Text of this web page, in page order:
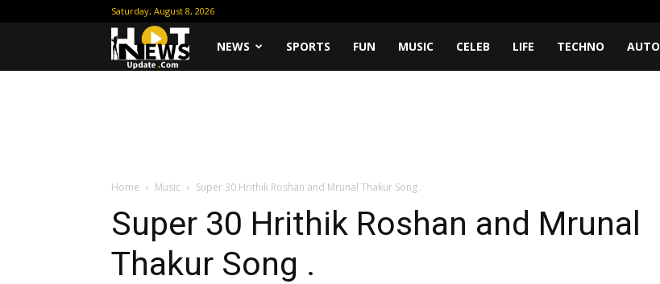
Saturday, August 8, 2026
HotNEWS SPORTS FUN MUSIC CELEB LIFE TECHNO AUTO
Home Music Super 30 Hrithik Roshan and Mrunal Thakur Song .
Super 30 Hrithik Roshan and Mrunal
Thakur Song .